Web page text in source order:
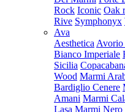
Rock Iconic Oak
Rive Symphonyx
Ava
Aesthetica Avorio
Bianco Imperiale
Sicilia
Wood Marmi
Bardiglio Cenere
Amani Marmi
Lasa Marmi Nero